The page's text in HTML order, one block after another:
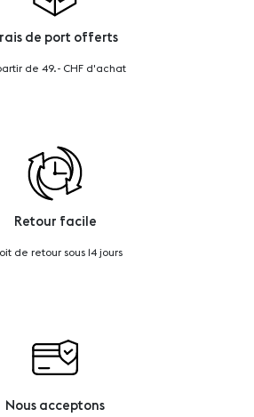
de port offerts
de 49.- CHF d'achat
Retour facile
de retour sous 14 jours
Nous acceptons